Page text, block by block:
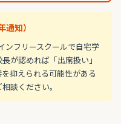
知）
ンフリースクールで自宅学
が認めれば「出席扱い」
抑えられる可能性がある
談ください。